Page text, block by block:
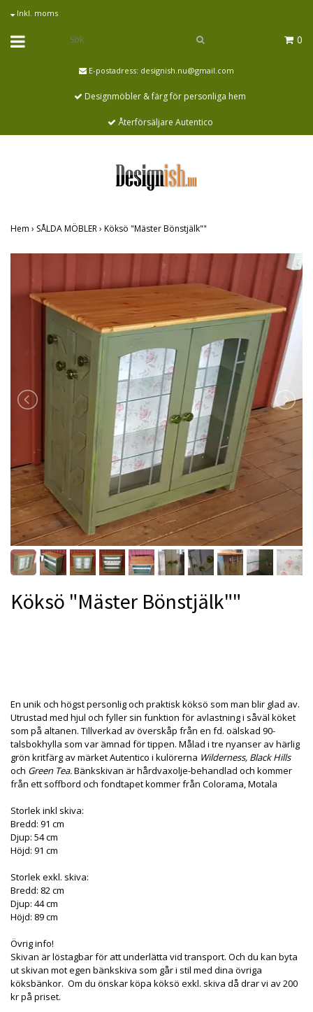
Inkl. moms
0
E-postadress: designish.nu@gmail.com
Designmöbler & färg för personliga hem
Återförsäljare Autentico
Hem › SÅLDA MÖBLER› Köksö "Mäster Bönstjälk""
Köksö "Mäster Bönstjälk""
En unik och högst personlig och praktisk köksö som man blir glad av.
Utrustad med hjul och fyller sin funktion för avlastning i såväl köket
som på altanen. Tillverkad av överskåp från en fd. oälskad 90-
talsbokhylla som var ämnad för tippen. Målad i tre nyanser av härlig
grön kritfärg av märket Autentico i kulörerna Wilderness, Black Hills
och Green Tea.Bänkskivan är hårdvaxolje-behandlad och kommer
från ett soffbord och fondtapet kommer från Colorama, Motala
Storlek inkl skiva:
Bredd: 91 cm
Djup: 54 cm
Höjd: 91 cm
Storlek exkl. skiva:
Bredd: 82 cm
Djup: 44 cm
Höjd: 89 cm
Övrig info!
Skivan är löstagbar för att underlätta vid transport. Och du kan byta
ut skivan mot egen bänkskiva som går i stil med dina övriga
köksbänkor. Om du önskar köpa köksö exkl. skiva då drar vi av 200
kr på priset.